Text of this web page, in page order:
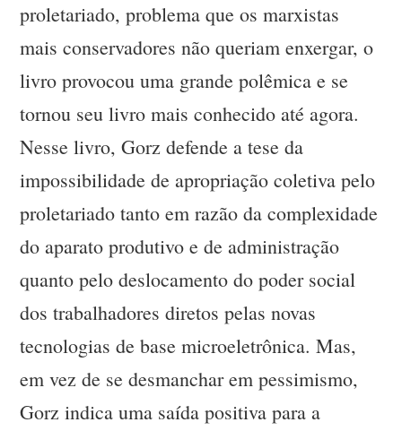
proletariado, problema que os marxistas
mais conservadores não queriam enxergar, o
livro provocou uma grande polêmica e se
tornou seu livro mais conhecido até agora.
Nesse livro, Gorz defende a tese da
impossibilidade de apropriação coletiva pelo
proletariado tanto em razão da complexidade
do aparato produtivo e de administração
quanto pelo deslocamento do poder social
dos trabalhadores diretos pelas novas
tecnologias de base microeletrônica. Mas,
em vez de se desmanchar em pessimismo,
Gorz indica uma saída positiva para a